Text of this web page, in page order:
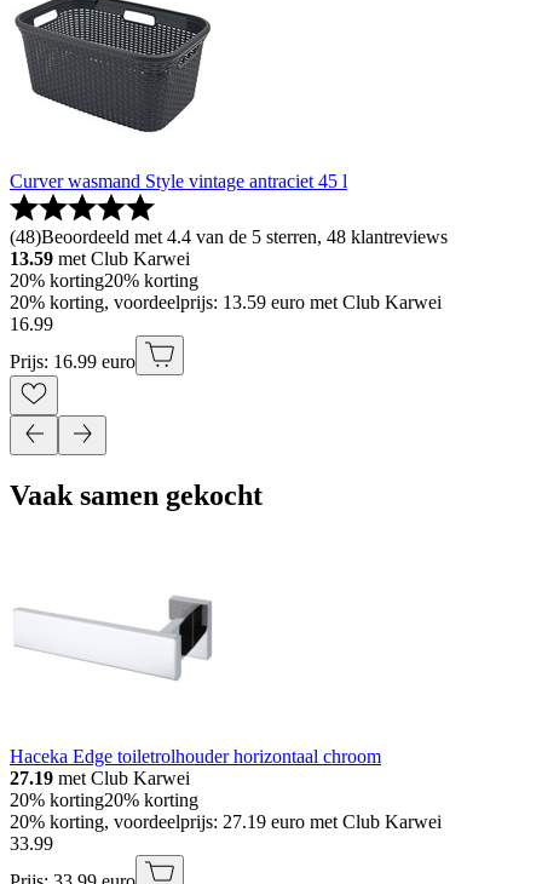
Curver wasmand Style vintage antraciet 45 l
(48)Beoordeeld met 4.4 van de 5 sterren, 48 klantreviews
13.59 met Club Karwei
20% korting20% korting
20% korting, voordeelprijs: 13.59 euro met Club Karwei
16.99
Prijs: 16.99 euro
Vaak samen gekocht
Haceka Edge toiletrolhouder horizontaal chroom
27.19 met Club Karwei
20% korting20% korting
20% korting, voordeelprijs: 27.19 euro met Club Karwei
33.99